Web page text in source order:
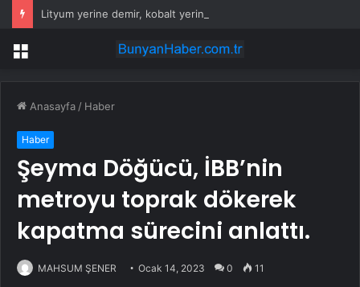
Menü
Anasayfa / Haber
Haber
Şeyma Döğücü, İBB’nin
metroyu toprak dökerek
kapatma sürecini anlattı.
MAHSUM ŞENER Ocak 14, 2023 0 11